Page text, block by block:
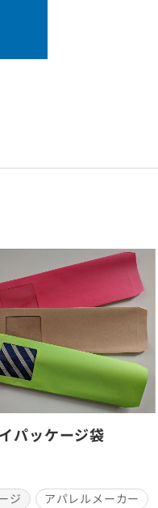
パッケージ袋
ジ アパレルメーカー